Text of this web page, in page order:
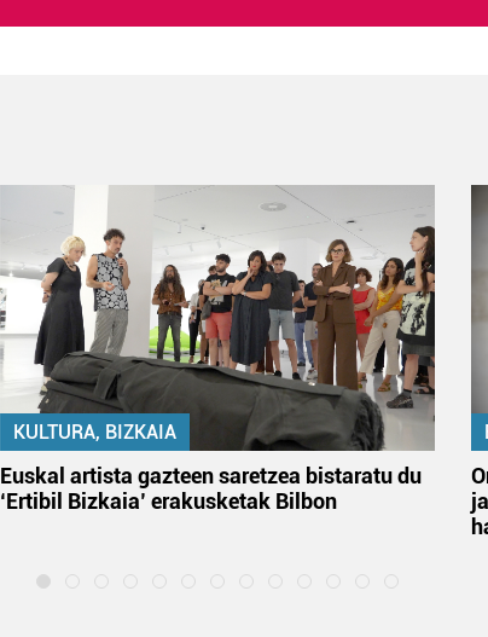
KULTURA, BIZKAIA
Euskal artista gazteen saretzea bistaratu du
‘Ertibil Bizkaia’ erakusketak Bilbon